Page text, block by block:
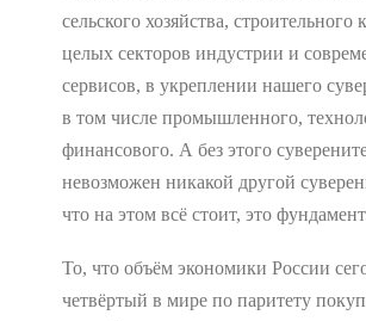
сельского хозяйства, строительного
целых секторов индустрии и
сервисов, в укреплении нашего
в том числе промышленного,
финансового. А без этого
невозможен никакой другой
что на этом всё стоит, это
То, что объём экономики России
четвёртый в мире по паритету